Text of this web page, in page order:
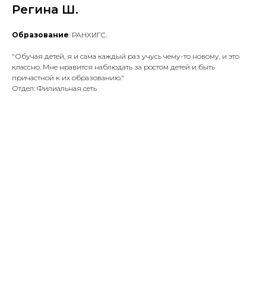
Регина Ш.
Образование: РАНХИГС.
"Обучая детей, я и сама каждый раз учусь чему-то новому, и это
классно. Мне нравится наблюдать за ростом детей и быть
причастной к их образованию."
Отдел: Филиальная сеть